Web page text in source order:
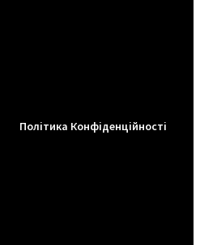
Політика Конфіденційності